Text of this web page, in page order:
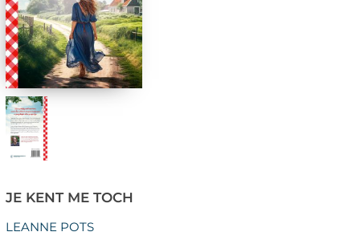
JE KENT ME TOCH
LEANNE POTS